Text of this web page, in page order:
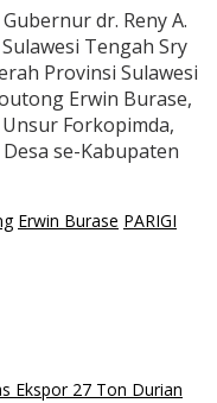
dr. Reny A.
Tengah Sry
Provinsi Sulawesi
Erwin Burase,
Forkopimda,
se-Kabupaten
Erwin Burase PARIGI
Ekspor 27 Ton Durian